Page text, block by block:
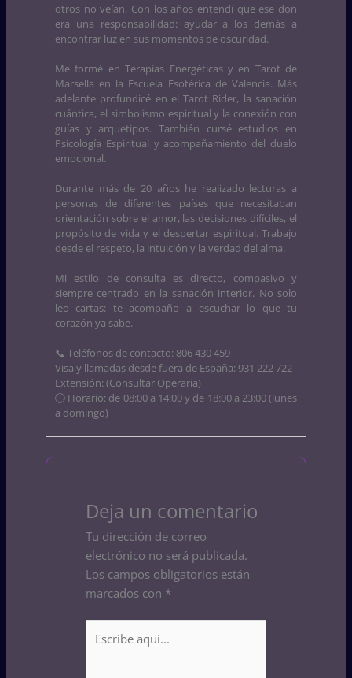
otros no veían. Con los años entendí que ese don
era una responsabilidad: ayudar a los demás a
encontrar luz en sus momentos de oscuridad.
Me formé en Terapias Energéticas y en Tarot de
Marsella en la Escuela Esotérica de Valencia. Más
adelante profundicé en el Tarot Rider, la sanación
cuántica, el simbolismo espiritual y la conexión con
guías y arquetipos. También cursé estudios en
Psicología Espiritual y acompañamiento del duelo
emocional.
Durante más de 20 años he realizado lecturas a
personas de diferentes países que necesitaban
orientación sobre el amor, las decisiones difíciles, el
propósito de vida y el despertar espiritual. Trabajo
desde el respeto, la intuición y la verdad del alma.
Mi estilo de consulta es directo, compasivo y
siempre centrado en la sanación interior. No solo
leo cartas: te acompaño a escuchar lo que tu
corazón ya sabe.
📞 Teléfonos de contacto: 806 430 459
Visa y llamadas desde fuera de España: 931 222 722
Extensión: (Consultar Operaria)
🕒 Horario: de 08:00 a 14:00 y de 18:00 a 23:00 (lunes
a domingo)
Deja un comentario
Tu dirección de correo
electrónico no será publicada.
Los campos obligatorios están
marcados con *
aquí...